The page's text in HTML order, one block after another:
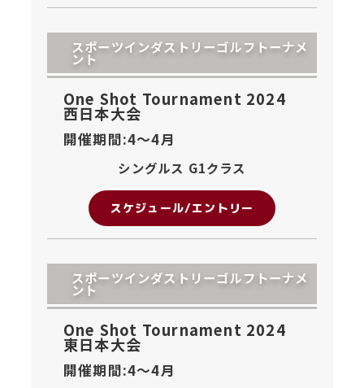
スポーツインダストリーゴルフトーナメ
ント
One Shot Tournament 2024
西日本大会
開催期間:4〜4月
シングルス G1クラス
スケジュール/エントリー
スポーツインダストリーゴルフトーナメ
ント
One Shot Tournament 2024
東日本大会
開催期間:4〜4月